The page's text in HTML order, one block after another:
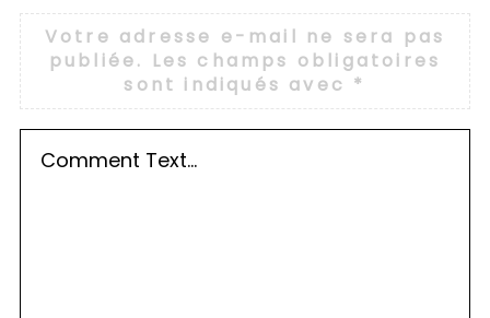
Votre adresse e-mail ne sera pas
publiée. Les champs obligatoires
sont indiqués avec *